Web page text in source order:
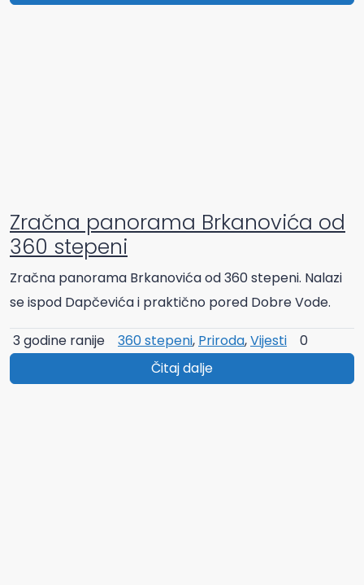
Zračna panorama Brkanovića od
360 stepeni
Zračna panorama Brkanovića od 360 stepeni. Nalazi
se ispod Dapčevića i praktično pored Dobre Vode.
3 godine ranije 360 stepeni, Priroda,Vijesti
0
Čitaj dalje